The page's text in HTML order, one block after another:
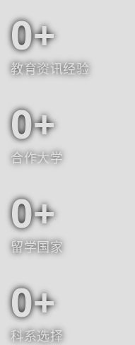
0
教育资讯经验
0
合作大学
0
留学国家
0
科系选择